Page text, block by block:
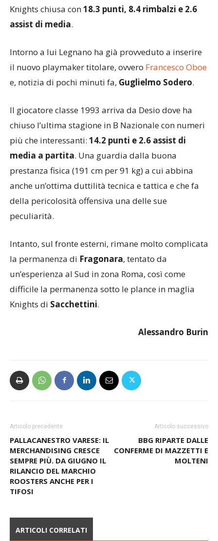
Knights chiusa con18.3 punti, 8.4 rimbalzi e 2.6
assist di media.
Intorno a lui Legnano ha già provveduto a inserire
il nuovo playmaker titolare, ovvero Francesco Oboe
e, notizia di pochi minuti fa, Guglielmo Sodero.
Il giocatore classe 1993 arriva da Desio dove ha
chiuso l’ultima stagione in B Nazionale con numeri
più che interessanti: 14.2 punti e 2.6 assist di
media a partita. Una guardia dalla buona
prestanza fisica (191 cm per 91 kg) a cui abbina
anche un’ottima duttilità tecnica e tattica e che fa
della pericolosità offensiva una delle sue
peculiarità.
Intanto, sul fronte esterni, rimane molto complicata
la permanenza di Fragonara, tentato da
un’esperienza al Sud in zona Roma, così come
difficile la permanenza sotto le plance in maglia
Knights di Sacchettini.
Alessandro Burin
Articolo precedente
PALLACANESTRO VARESE: IL
MERCHANDISING CRESCE
SEMPRE PIÙ. DA GIUGNO IL
RILANCIO DEL MARCHIO
ROOSTERS ANCHE PER I
TIFOSI
Articolo successivo
BBG RIPARTE DALLE
CONFERME DI MAZZETTI E
MOLTENI
ARTICOLI CORRELATI